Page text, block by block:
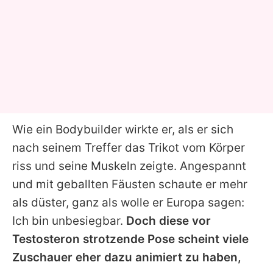
Wie ein Bodybuilder wirkte er, als er sich
nach seinem Treffer das Trikot vom Körper
riss und seine Muskeln zeigte. Angespannt
und mit geballten Fäusten schaute er mehr
als düster, ganz als wolle er Europa sagen:
Ich bin unbesiegbar. Doch diese vor
Testosteron strotzende Pose scheint viele
Zuschauer eher dazu animiert zu haben,